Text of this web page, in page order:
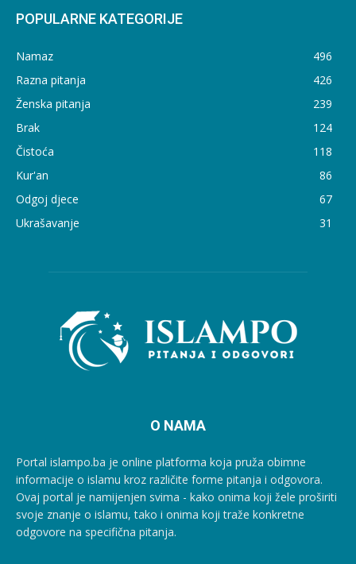
POPULARNE KATEGORIJE
Namaz
496
Razna pitanja
426
Ženska pitanja
239
Brak
124
Čistoća
118
Kur'an
86
Odgoj djece
67
Ukrašavanje
31
O NAMA
Portal islampo.ba je online platforma koja pruža obimne
informacije o islamu kroz različite forme pitanja i odgovora.
Ovaj portal je namijenjen svima - kako onima koji žele proširiti
svoje znanje o islamu, tako i onima koji traže konkretne
odgovore na specifična pitanja.